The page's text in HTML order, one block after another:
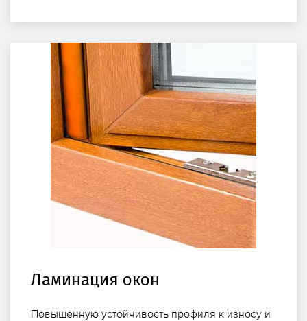
Ламинация окон
Повышенную устойчивость профиля к износу и